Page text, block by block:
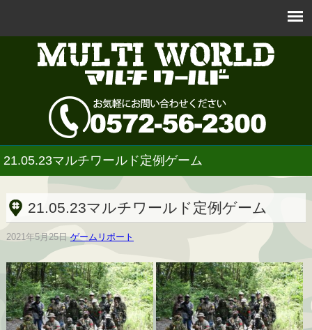
21.05.23マルチワールド定例ゲーム
21.05.23マルチワールド定例ゲーム
2021年5月25日 ゲームリポート